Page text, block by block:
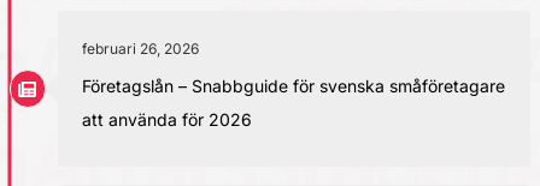
februari 26, 2026
Företagslån – Snabbguide för svenska småföretagare
att använda för 2026